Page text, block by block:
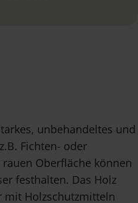
unbehandeltes und
Fichten- oder
Oberfläche können
festhalten. Das Holz
mit Holzschutzmitteln